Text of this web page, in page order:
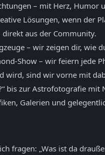
– mit Herz, Humor
Lösungen, wenn der
aus der Community.
– wir zeigen dir, wie
Show – wir feiern jede
wird, sind wir vorne mit
bis zur Astrofotografie
Galerien und
fragen: „Was ist da